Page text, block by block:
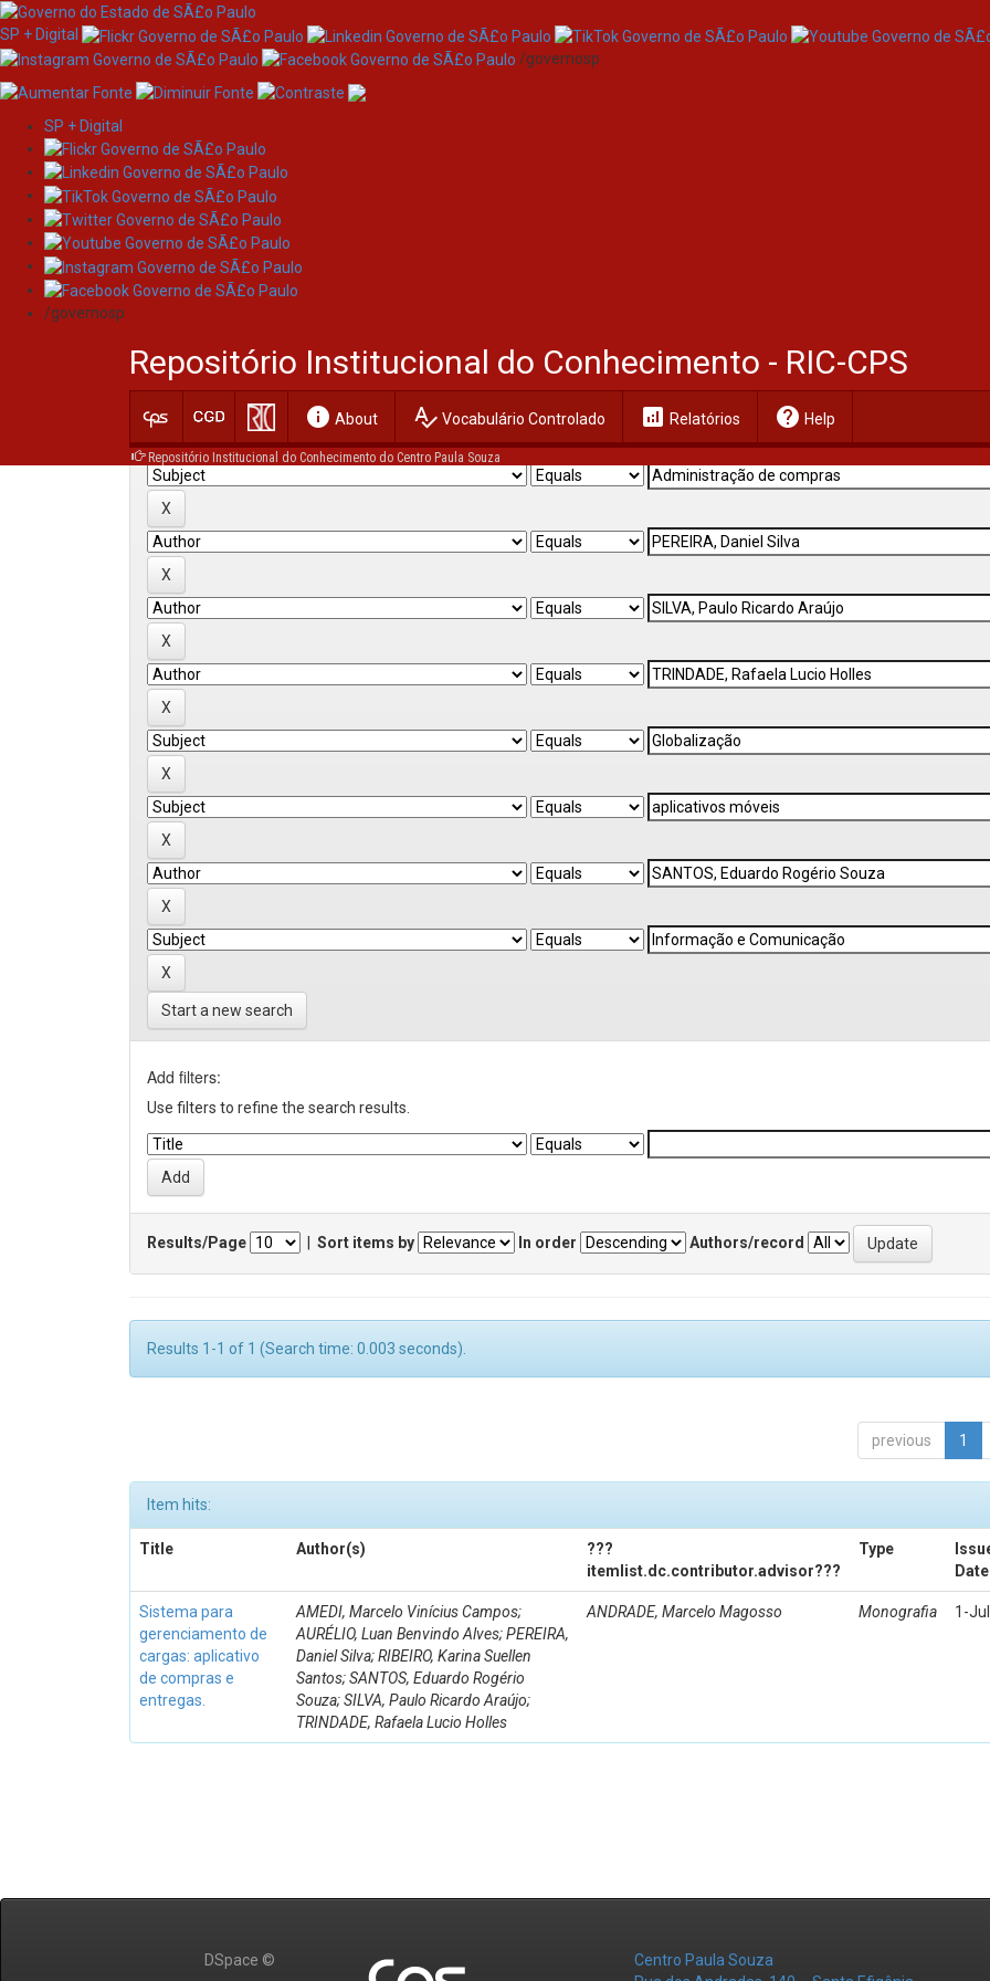
Skip
navigation
SP + Digital
/governosp
SP + Digital
/governosp
Repositório Institucional do Conhecimento - RIC-CPS
info About spellcheck Vocabulário Controlado analytics Relatórios help Help
Repositório Institucional do Conhecimento do Centro Paula Souza
Search
Current filters:
Start a new search
Add filters:
Use filters to refine the search results.
Results/Page Sort items by In order Authors/record
Results 1-1 of 1 (Search time: 0.003 seconds).
previous 1
Item hits:
Title Author(s)
???
itemlist.dc.contributor.advisor???
Type
Date
Sistema para
gerenciamento de
cargas: aplicativo
de compras e
entregas.
AMEDI, Marcelo Vinícius Campos;
AURÉLIO, Luan Benvindo Alves; PEREIRA,
Daniel Silva; RIBEIRO, Karina Suellen
Santos; SANTOS, Eduardo Rogério
Souza; SILVA, Paulo Ricardo Araújo;
TRINDADE, Rafaela Lucio Holles
ANDRADE, Marcelo Magosso Monografia 1-
DSpace ©
Centro Paula Souza